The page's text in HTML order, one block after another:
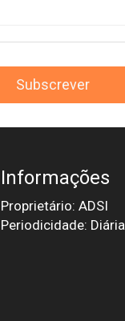
Subscrever
Informações
Proprietário: ADSI
Periodicidade: Diária